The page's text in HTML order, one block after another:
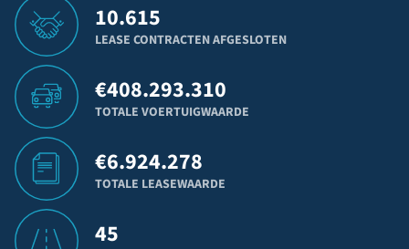
10.615
LEASE CONTRACTEN AFGESLOTEN
€408.293.310
TOTALE VOERTUIGWAARDE
€6.924.278
TOTALE LEASEWAARDE
45